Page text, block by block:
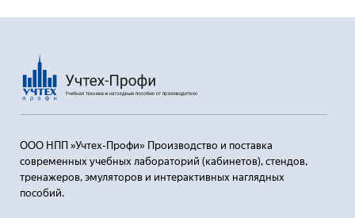
ООО НПП »Учтех-Профи» Производство и поставка
современных учебных лабораторий (кабинетов), стендов,
тренажеров, эмуляторов и интерактивных наглядных
пособий.